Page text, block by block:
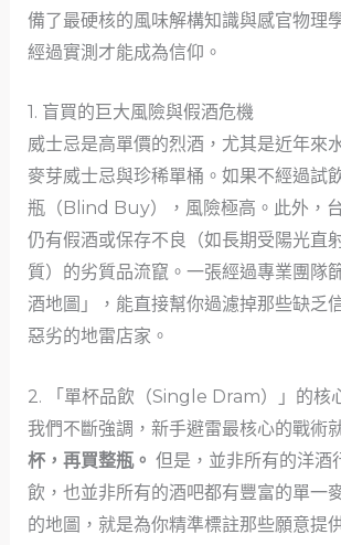
備了最硬核的風味解構知識與感官物理
經過實測才能成為信仰。
1. 盲買的巨大風險與假酒危機
威士忌是高單價的烈酒，尤其是近年來
麥芽威士忌與珍稀單桶。如果不經過試
瓶（Blind Buy），風險極高。此外，
仍有假酒或保存不良（如長期受陽光直
質）的劣質品流竄。一張經過專業團隊
酒地圖」，能直接幫你過濾掉那些缺乏
惡劣的地雷店家。
2. 「單杯品飲（Single Dram）」的核
我們不斷強調，新手避雷最核心的戰術
杯，再買整瓶。 但是，並非所有的洋酒
飲，也並非所有的酒吧都有豐富的單一
的地圖，就是為你精準標註那些願意提